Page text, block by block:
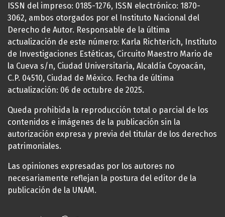
ISSN del impreso: 0185-1276, ISSN electrónico: 1870-
3062, ambos otorgados por el Instituto Nacional del
Derecho de Autor. Responsable de la última
actualización de este número: Karla Richterich, Instituto
de Investigaciones Estéticas, Circuito Maestro Mario de
la Cueva s/n, Ciudad Universitaria, Alcaldía Coyoacán,
C.P. 04510, Ciudad de México. Fecha de última
actualización: 06 de octubre de 2025.
Queda prohibida la reproducción total o parcial de los
contenidos e imágenes de la publicación sin la
autorización expresa y previa del titular de los derechos
patrimoniales.
Las opiniones expresadas por los autores no
necesariamente reflejan la postura del editor de la
publicación de la UNAM.